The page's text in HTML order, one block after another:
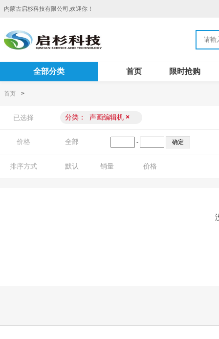
内蒙古启杉科技有限公司,欢迎你！
全部分类 首页 限时抢购
首页 >
已选择 分类： 声画编辑机 ×
价格 全部 -
排序方式 默认 销量 价格